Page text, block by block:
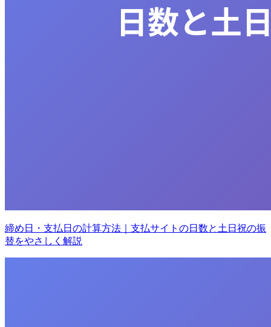
締め日・支払日の計算方法｜支払サイトの日数と土日祝の振
替をやさしく解説